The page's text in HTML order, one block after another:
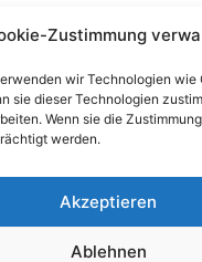
Zustimmung
wir Technologien
sie dieser Technologien
Wenn sie die
werden.
Akzeptieren
Ablehnen